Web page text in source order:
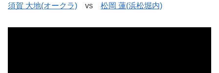
須賀 大地(オークラ) vs 松岡 蓮(浜松堀内)